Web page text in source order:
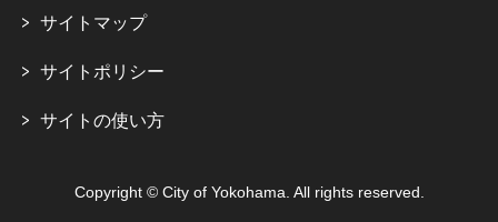
サイトマップ
サイトポリシー
サイトの使い方
Copyright © City of Yokohama. All rights reserved.